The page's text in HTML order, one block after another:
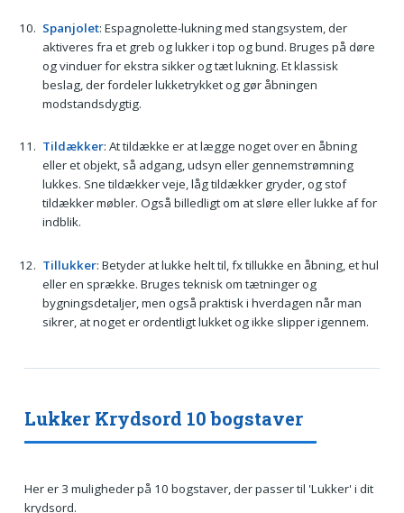
Spanjolet: Espagnolette-lukning med stangsystem, der
aktiveres fra et greb og lukker i top og bund. Bruges på døre
og vinduer for ekstra sikker og tæt lukning. Et klassisk
beslag, der fordeler lukketrykket og gør åbningen
modstandsdygtig.
Tildækker: At tildække er at lægge noget over en åbning
eller et objekt, så adgang, udsyn eller gennemstrømning
lukkes. Sne tildækker veje, låg tildækker gryder, og stof
tildækker møbler. Også billedligt om at sløre eller lukke af for
indblik.
Tillukker: Betyder at lukke helt til, fx tillukke en åbning, et hul
eller en sprække. Bruges teknisk om tætninger og
bygningsdetaljer, men også praktisk i hverdagen når man
sikrer, at noget er ordentligt lukket og ikke slipper igennem.
Lukker Krydsord 10 bogstaver
Her er 3 muligheder på 10 bogstaver, der passer til 'Lukker' i dit
krydsord.